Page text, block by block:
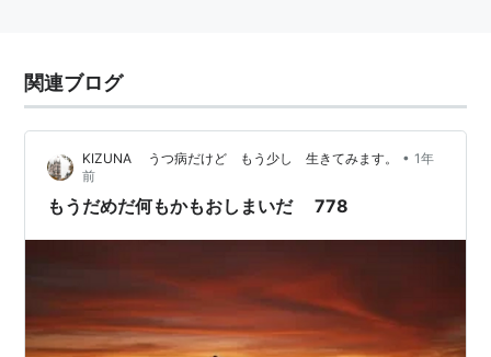
関連ブログ
KIZUNA うつ病だけど もう少し 生きてみます。 • 1年
前
もうだめだ何もかもおしまいだ 778